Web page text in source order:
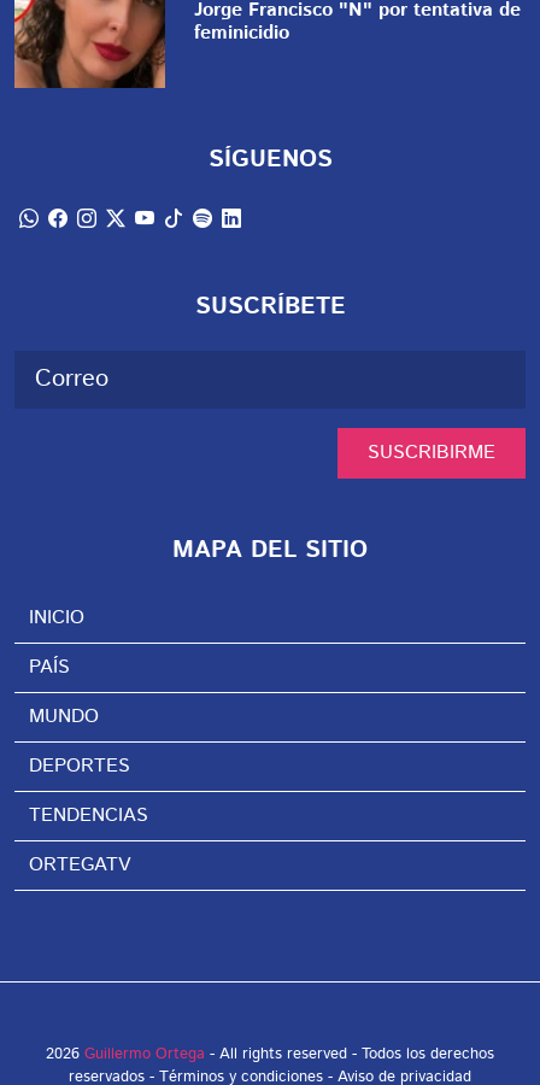
Jorge Francisco "N" por tentativa de
feminicidio
SÍGUENOS
SUSCRÍBETE
SUSCRIBIRME
MAPA DEL SITIO
INICIO
PAÍS
MUNDO
DEPORTES
TENDENCIAS
ORTEGATV
2026 Guillermo Ortega - All rights reserved - Todos los derechos
reservados - Términos y condiciones - Aviso de privacidad